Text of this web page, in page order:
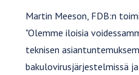
Martin Meeson, FDB:n
"Olemme iloisia
teknisen
bakulovirusjärjestelmissä